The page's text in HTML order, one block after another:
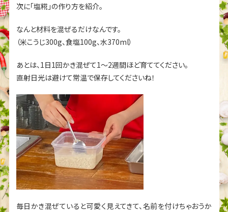
次に「塩糀」の作り方を紹介。
なんと材料を混ぜるだけなんです。
（米こうじ300g、食塩100g、水370ml）
あとは、1日1回かき混ぜて1〜2週間ほど育ててください。
直射日光は避けて常温で保存してくださいね！
毎日かき混ぜていると可愛く見えてきて、名前を付けちゃおうか